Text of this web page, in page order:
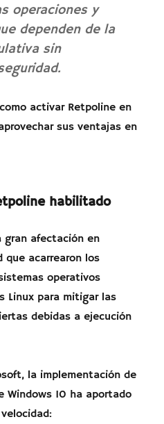
operaciones y
dependen de la
sin
activar Retpoline en
sus ventajas en
habilitado
gran afectación en
que acarrearon los
operativos
Linux para mitigar las
debidas a ejecución
la implementación de
Windows 10 ha aportado